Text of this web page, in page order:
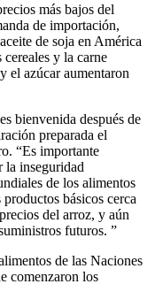
más bajos del
de importación,
de soja en América
y la carne
el azúcar aumentaron
bienvenida después de
preparada el
“Es importante
la inseguridad
de los alimentos
básicos cerca
del arroz, y aún
futuros. ”
de las Naciones
comenzaron los